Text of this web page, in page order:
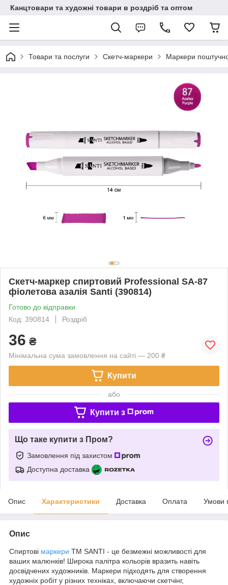
Канцтовари та художні товари в роздріб та оптом
Товари та послуги Скетч-маркери Маркери
Скетч-маркер спиртовий Professional SA-87
фіолетова азалія Santi (390814)
Готово до відправки
Код: 390814
Роздріб
36 ₴
Мінімальна сума замовлення на сайті — 200 ₴
Купити
або
Купити з
Що таке купити з Пром?
Замовлення під захистом
Доступна доставка
Опис Характеристики Доставка Оплата Умови
Опис
Спиртові маркери ТМ SANTI - це безмежні можливості для
ваших малюнків! Широка палітра кольорів вразить навіть
досвідчених художників. Маркери підходять для створення
художніх робіт у різних техніках, включаючи скетчінг,